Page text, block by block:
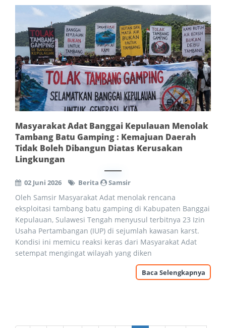
Masyarakat Adat Banggai Kepulauan Menolak
Tambang Batu Gamping : Kemajuan Daerah
Tidak Boleh Dibangun Diatas Kerusakan
Lingkungan
02 Juni 2026 Berita Samsir
Oleh Samsir Masyarakat Adat menolak rencana
eksploitasi tambang batu gamping di Kabupaten Banggai
Kepulauan, Sulawesi Tengah menyusul terbitnya 23 Izin
Usaha Pertambangan (IUP) di sejumlah kawasan karst.
Kondisi ini memicu reaksi keras dari Masyarakat Adat
setempat mengingat wilayah yang diken
Baca Selengkapnya